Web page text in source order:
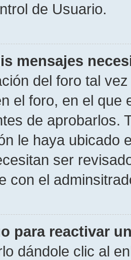
de Usuario.
mensajes
del foro tal
el foro, en el
de aprobarlos.
le haya ubicado
ser
con el
para reactivar
dándole clic al